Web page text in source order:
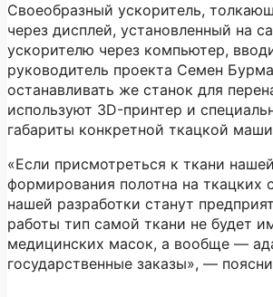
Своеобразный ускоритель,
через дисплей, установленный на
ускорителю через компьютер,
руководитель проекта Семен
останавливать же станок для
используют 3D-принтер и
габариты конкретной ткацкой
«Если присмотреться к ткани
формирования полотна на ткацких
нашей разработки станут
работы тип самой ткани не будет
медицинских масок, а вообще —
государственные заказы», —